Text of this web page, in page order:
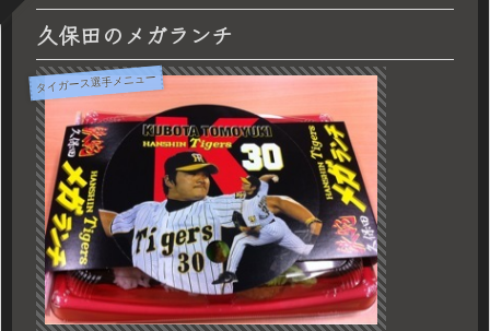
久保田のメガランチ
タイガース選手メニュー